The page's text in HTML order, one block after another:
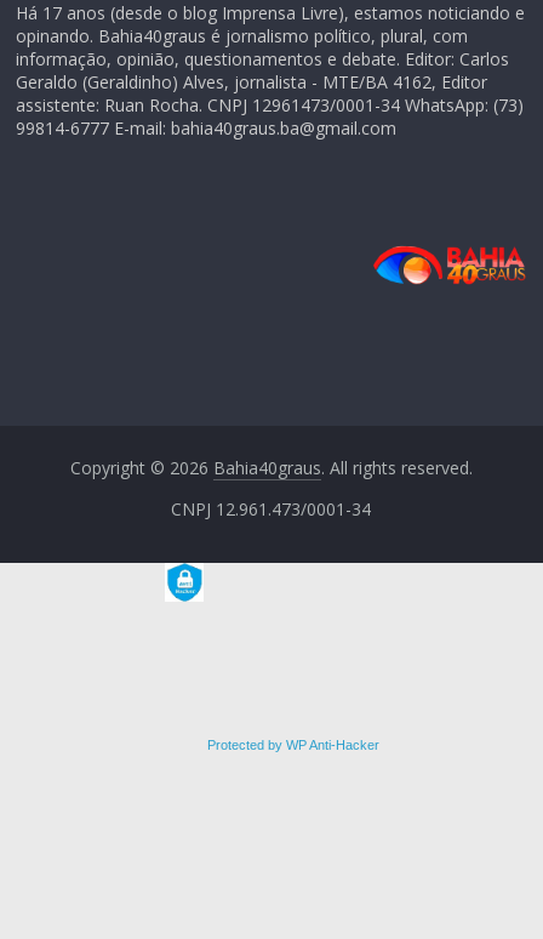
Há 17 anos (desde o blog Imprensa Livre), estamos noticiando e
opinando. Bahia40graus é jornalismo político, plural, com
informação, opinião, questionamentos e debate. Editor: Carlos
Geraldo (Geraldinho) Alves, jornalista - MTE/BA 4162, Editor
assistente: Ruan Rocha. CNPJ 12961473/0001-34 WhatsApp: (73)
99814-6777 E-mail: bahia40graus.ba@gmail.com
Copyright © 2026 Bahia40graus. All rights reserved.
CNPJ 12.961.473/0001-34
Protected by WP Anti-Hacker